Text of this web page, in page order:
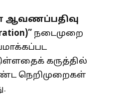
ஆவணப்பதிவு
நடைமுறை
கருத்தில்
நெறிமுறைகள்